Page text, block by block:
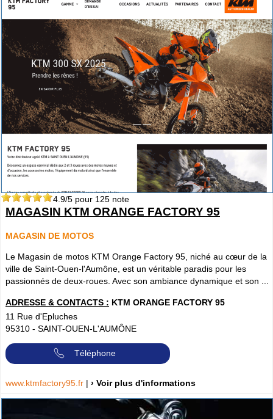
4.9/5 pour 125 note
MAGASIN KTM ORANGE FACTORY 95
MAGASIN DE MOTOS
Le Magasin de motos KTM Orange Factory 95, niché au cœur de la
ville de Saint-Ouen-l'Aumône, est un véritable paradis pour les
passionnés de deux-roues. Avec son ambiance dynamique et son ...
ADRESSE & CONTACTS : KTM ORANGE FACTORY 95
11 Rue d'Epluches
95310 - SAINT-OUEN-L'AUMÔNE
Téléphone
www.ktmfactory95.fr | › Voir plus d'informations